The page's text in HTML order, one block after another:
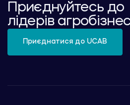
Приєднуйтесь до
лідерів
Приєднатися до UCAB